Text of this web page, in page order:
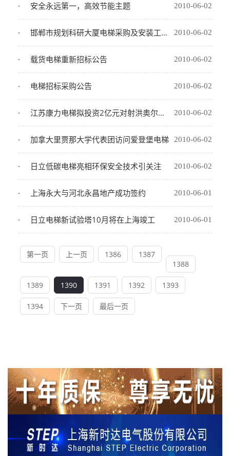
安全永远第一，高效节能主题 2010-06-02
邯郸市规划科研大厦电梯采购及安装工程二次公告 2010-06-02
载货电梯重新招标公告 2010-06-02
电梯招标采购公告 2010-06-02
江苏康力电梯拟投资2亿元对射洪奥尔铂电梯进行重组 2010-06-02
加拿大里贾那大学代表团访问爱登堡电梯 2010-06-02
日立低碳电梯亮相环保安全技术引关注 2010-06-02
上海永大与河北永昌地产成功签约 2010-06-01
日立电梯新试验塔10月将在上海竣工 2010-06-01
第一页 上一页 1386
1387
1388
1389 1390 1391 1392 1393
1394 下一页 最后一页